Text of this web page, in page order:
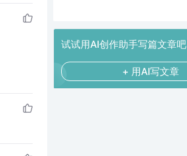
试试用AI创作助手写篇文章吧
+ 用AI写文章